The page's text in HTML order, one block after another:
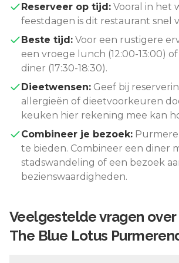
Reserveer op tijd: Vooral in het
feestdagen is dit restaurant snel
Beste tijd: Voor een rustigere
een vroege lunch (12:00-13:00)
diner (17:30-18:30).
Dieetwensen: Geef bij
allergieën of dieetvoorkeuren
keuken hier rekening mee kan
Combineer je bezoek:
te bieden. Combineer een diner
stadswandeling of een bezoek
bezienswaardigheden.
Veelgestelde vragen over
The Blue Lotus